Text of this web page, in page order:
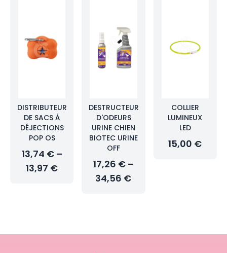
DISTRIBUTEUR
DE SACS À
DÉJECTIONS
POP OS
13,74 € –
13,97 €
DESTRUCTEUR
D'ODEURS
URINE CHIEN
BIOTEC URINE
OFF
17,26 € –
34,56 €
COLLIER
LUMINEUX
LED
15,00 €